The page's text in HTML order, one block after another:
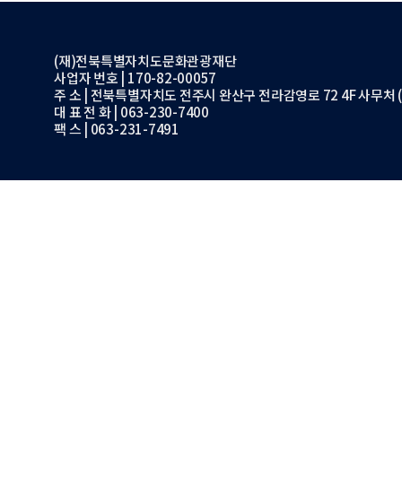
(재)전북특별자치도문화관광재단
사업자 번호 | 170-82-00057
주 소 | 전북특별자치도 전주시 완산구 전라감영로 72 4F 사무
대 표 전 화 | 063-230-7400
팩 스 | 063-231-7491